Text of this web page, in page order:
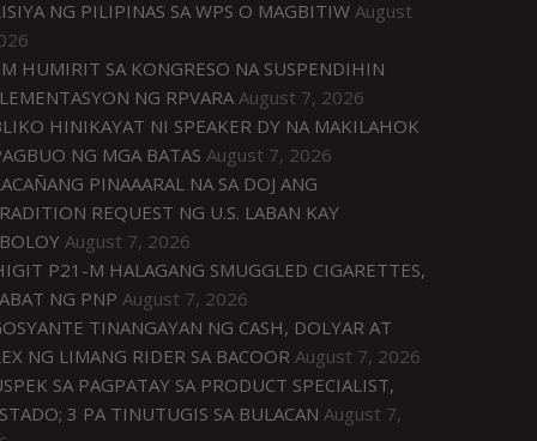
NG PILIPINAS SA WPS O MAGBITIW August
HUMIRIT SA KONGRESO NA SUSPENDIHIN
NG RPVARA August 7, 2026
HINIKAYAT NI SPEAKER DY NA MAKILAHOK
NG MGA BATAS August 7, 2026
PINAAARAL NA SA DOJ ANG
REQUEST NG U.S. LABAN KAY
August 7, 2026
P21-M HALAGANG SMUGGLED CIGARETTES,
NG PNP August 7, 2026
TINANGAYAN NG CASH, DOLYAR AT
NG LIMANG RIDER SA BACOOR August 7, 2026
SA PAGPATAY SA PRODUCT SPECIALIST,
3 PA TINUTUGIS SA BULACAN August 7,